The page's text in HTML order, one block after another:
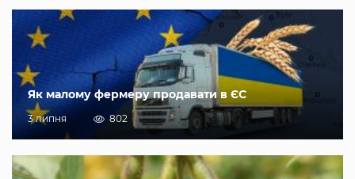
Як малому фермеру продавати в ЄС
3 липня 802